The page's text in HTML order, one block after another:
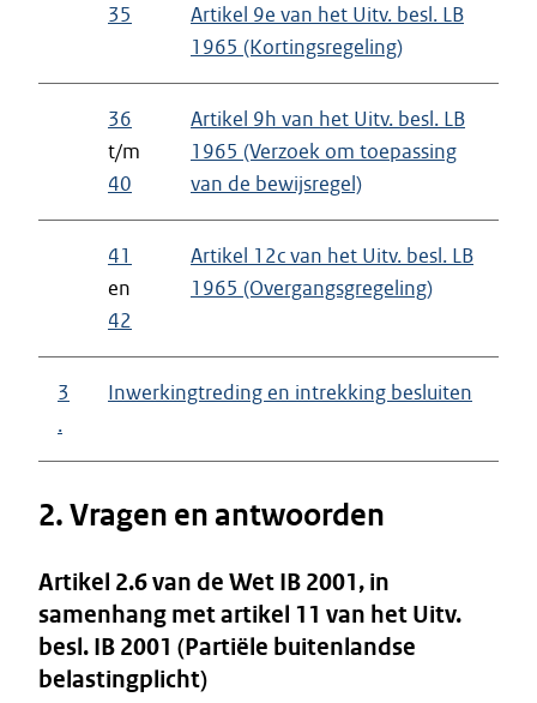
35
Artikel 9e van het Uitv. besl. LB
1965 (Kortingsregeling)
36
t/m
40
Artikel 9h van het Uitv. besl. LB
1965 (Verzoek om toepassing
van de bewijsregel)
41
en
42
Artikel 12c van het Uitv. besl. LB
1965 (Overgangsgregeling)
3
.
Inwerkingtreding en intrekking besluiten
2. Vragen en antwoorden
Artikel 2.6 van de Wet IB 2001, in
samenhang met artikel 11 van het Uitv.
besl. IB 2001 (Partiële buitenlandse
belastingplicht)